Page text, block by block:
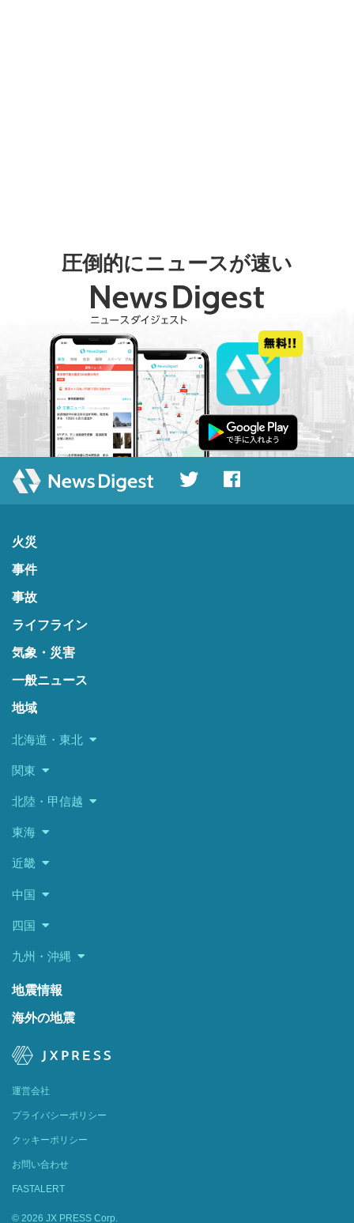
圧倒的にニュースが速い
火災
事件
事故
ライフライン
気象・災害
一般ニュース
地域
北海道・東北
関東
北陸・甲信越
東海
近畿
中国
四国
九州・沖縄
地震情報
海外の地震
運営会社
プライバシーポリシー
クッキーポリシー
お問い合わせ
FASTALERT
© 2026 JX PRESS Corp.